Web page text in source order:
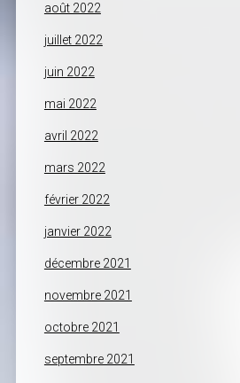
août 2022
juillet 2022
juin 2022
mai 2022
avril 2022
mars 2022
février 2022
janvier 2022
décembre 2021
novembre 2021
octobre 2021
septembre 2021